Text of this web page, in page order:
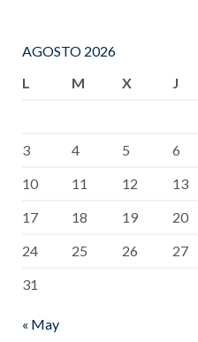
AGOSTO 2026
L
M X J
3
4 5 6
10
11 12 13
17
18 19 20
24
25 26 27
31
« May